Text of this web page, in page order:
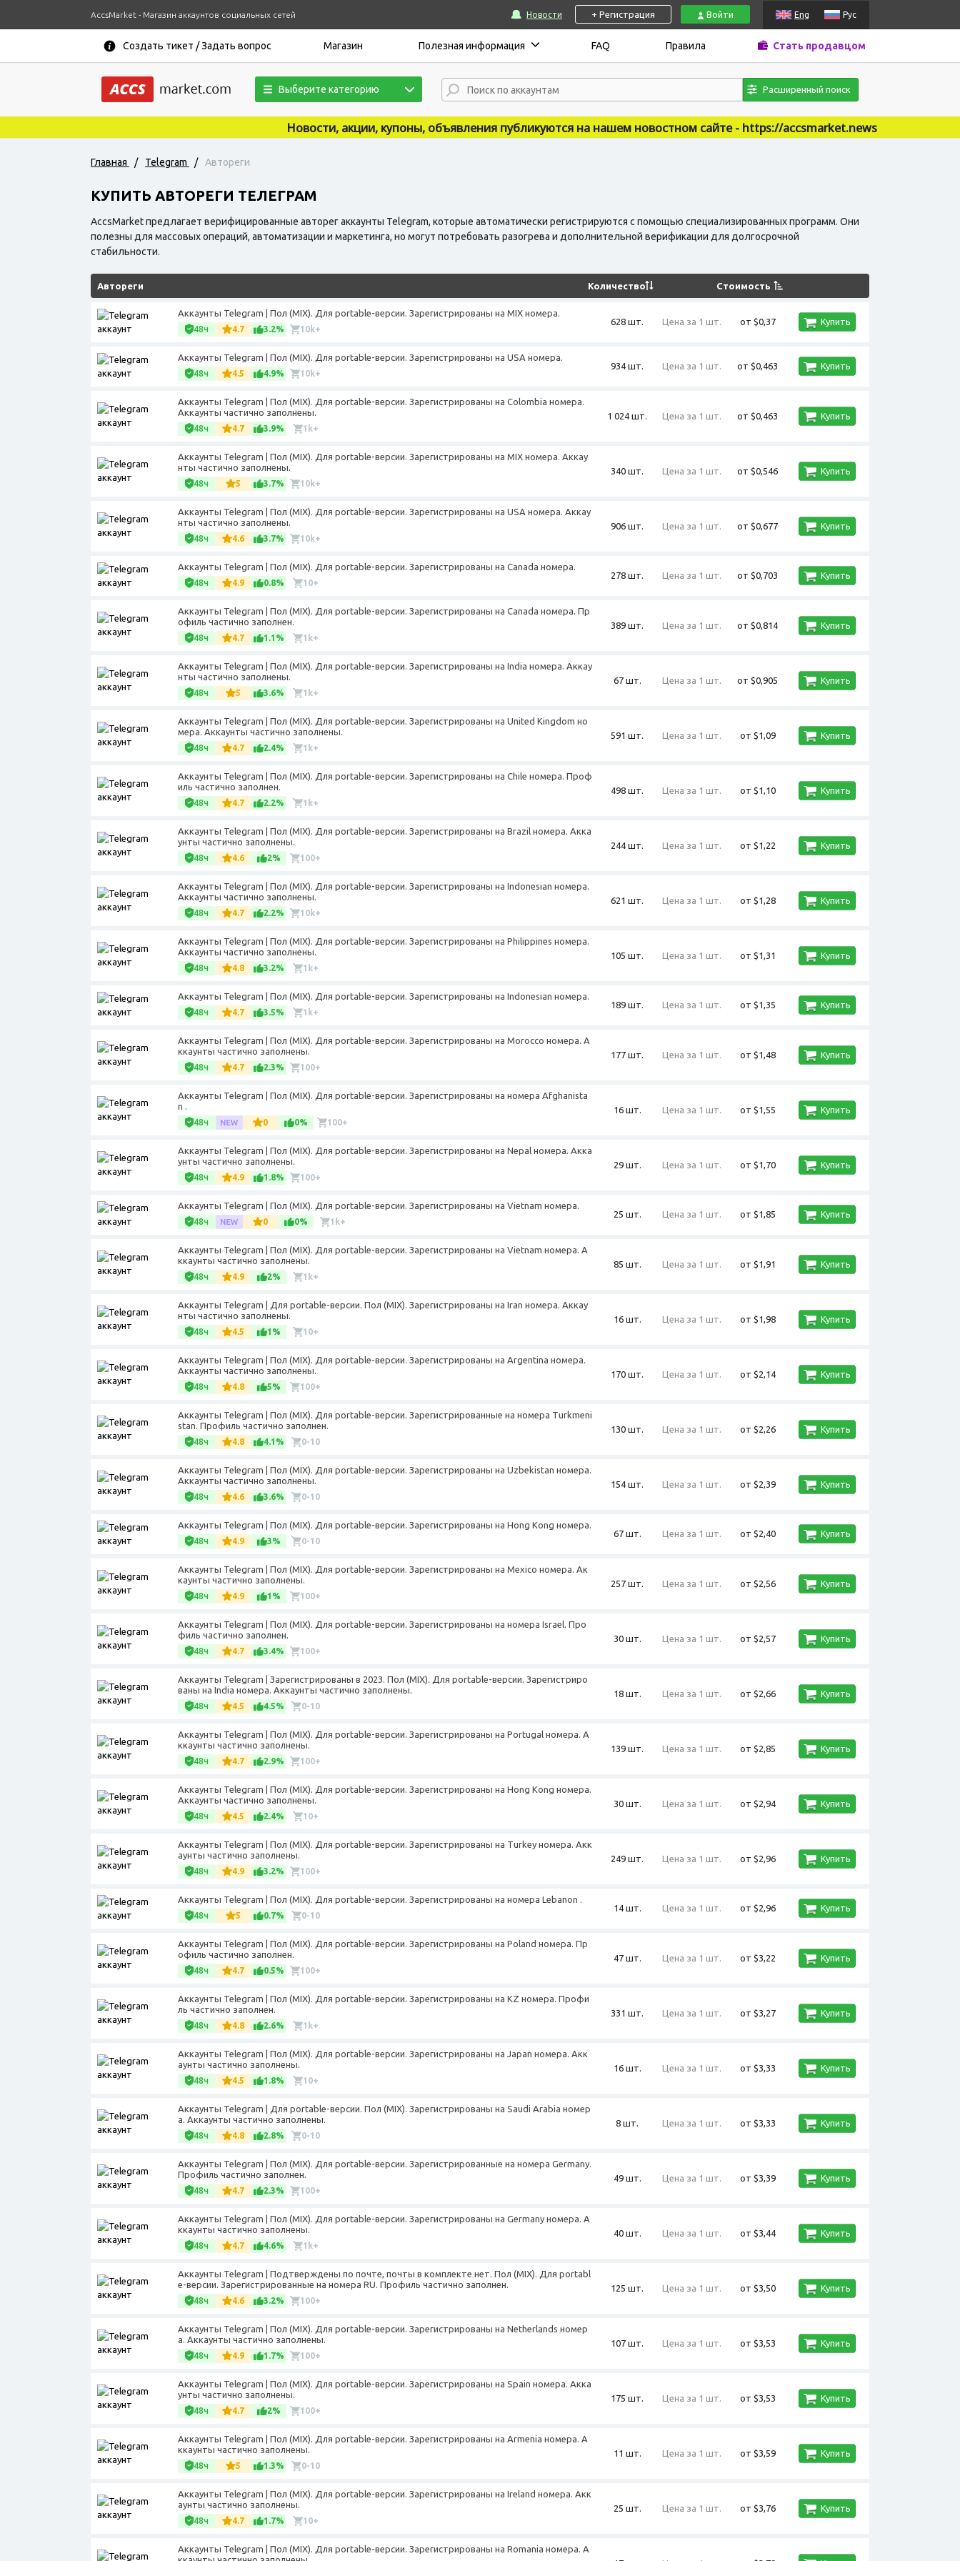
AccsMarket - Магазин аккаунтов социальных сетей Новости + Регистрация Войти Eng Рус
Создать тикет / Задать вопрос Магазин Полезная информация FAQ Правила Стать продавцом
Выберите категорию Расширенный поиск
Новости, акции, купоны, объявления публикуются на нашем новостном сайте - https://accsmarket.news
Главная / Telegram / Автореги
КУПИТЬ АВТОРЕГИ ТЕЛЕГРАМ
AccsMarket предлагает верифицированные авторег аккаунты Telegram, которые автоматически регистрируются с помощью специализированных программ. Они
полезны для массовых операций, автоматизации и маркетинга, но могут потребовать разогрева и дополнительной верификации для долгосрочной
стабильности.
Автореги Количество Стоимость
Аккаунты Telegram | Пол (MIX). Для portable-версии. Зарегистрированы на MIX номера.
48ч 4.7 3.2% 10k+
628 шт. Цена за 1 шт. от $0,37 Купить
Аккаунты Telegram | Пол (MIX). Для portable-версии. Зарегистрированы на USA номера.
48ч 4.5 4.9% 10k+
934 шт. Цена за 1 шт. от $0,463 Купить
Аккаунты Telegram | Пол (MIX). Для portable-версии. Зарегистрированы на Colombia номера.
Аккаунты частично заполнены.
48ч 4.7 3.9% 1k+
1 024 шт. Цена за 1 шт. от $0,463 Купить
Аккаунты Telegram | Пол (MIX). Для portable-версии. Зарегистрированы на MIX номера. Аккау
нты частично заполнены.
48ч 5 3.7% 10k+
340 шт. Цена за 1 шт. от $0,546 Купить
Аккаунты Telegram | Пол (MIX). Для portable-версии. Зарегистрированы на USA номера. Аккау
нты частично заполнены.
48ч 4.6 3.7% 10k+
906 шт. Цена за 1 шт. от $0,677 Купить
Аккаунты Telegram | Пол (MIX). Для portable-версии. Зарегистрированы на Canada номера.
48ч 4.9 0.8% 10+
278 шт. Цена за 1 шт. от $0,703 Купить
Аккаунты Telegram | Пол (MIX). Для portable-версии. Зарегистрированы на Canada номера. Пр
офиль частично заполнен.
48ч 4.7 1.1% 1k+
389 шт. Цена за 1 шт. от $0,814 Купить
Аккаунты Telegram | Пол (MIX). Для portable-версии. Зарегистрированы на India номера. Аккау
нты частично заполнены.
48ч 5 3.6% 1k+
67 шт. Цена за 1 шт. от $0,905 Купить
Аккаунты Telegram | Пол (MIX). Для portable-версии. Зарегистрированы на United Kingdom но
мера. Аккаунты частично заполнены.
48ч 4.7 2.4% 1k+
591 шт. Цена за 1 шт. от $1,09 Купить
Аккаунты Telegram | Пол (MIX). Для portable-версии. Зарегистрированы на Chile номера. Проф
иль частично заполнен.
48ч 4.7 2.2% 1k+
498 шт. Цена за 1 шт. от $1,10 Купить
Аккаунты Telegram | Пол (MIX). Для portable-версии. Зарегистрированы на Brazil номера. Акка
унты частично заполнены.
48ч 4.6 2% 100+
244 шт. Цена за 1 шт. от $1,22 Купить
Аккаунты Telegram | Пол (MIX). Для portable-версии. Зарегистрированы на Indonesian номера.
Аккаунты частично заполнены.
48ч 4.7 2.2% 10k+
621 шт. Цена за 1 шт. от $1,28 Купить
Аккаунты Telegram | Пол (MIX). Для portable-версии. Зарегистрированы на Philippines номера.
Аккаунты частично заполнены.
48ч 4.8 3.2% 1k+
105 шт. Цена за 1 шт. от $1,31 Купить
Аккаунты Telegram | Пол (MIX). Для portable-версии. Зарегистрированы на Indonesian номера.
48ч 4.7 3.5% 1k+
189 шт. Цена за 1 шт. от $1,35 Купить
Аккаунты Telegram | Пол (MIX). Для portable-версии. Зарегистрированы на Morocco номера. А
ккаунты частично заполнены.
48ч 4.7 2.3% 100+
177 шт. Цена за 1 шт. от $1,48 Купить
Аккаунты Telegram | Пол (MIX). Для portable-версии. Зарегистрированы на номера Afghanista
n .
48ч 0 0% 100+
16 шт. Цена за 1 шт. от $1,55 Купить
Аккаунты Telegram | Пол (MIX). Для portable-версии. Зарегистрированы на Nepal номера. Акка
унты частично заполнены.
48ч 4.9 1.8% 100+
29 шт. Цена за 1 шт. от $1,70 Купить
Аккаунты Telegram | Пол (MIX). Для portable-версии. Зарегистрированы на Vietnam номера.
48ч 0 0% 1k+
25 шт. Цена за 1 шт. от $1,85 Купить
Аккаунты Telegram | Пол (MIX). Для portable-версии. Зарегистрированы на Vietnam номера. А
ккаунты частично заполнены.
48ч 4.9 2% 1k+
85 шт. Цена за 1 шт. от $1,91 Купить
Аккаунты Telegram | Для portable-версии. Пол (MIX). Зарегистрированы на Iran номера. Аккау
нты частично заполнены.
48ч 4.5 1% 10+
16 шт. Цена за 1 шт. от $1,98 Купить
Аккаунты Telegram | Пол (MIX). Для portable-версии. Зарегистрированы на Argentina номера.
Аккаунты частично заполнены.
48ч 4.8 5% 100+
170 шт. Цена за 1 шт. от $2,14 Купить
Аккаунты Telegram | Пол (MIX). Для portable-версии. Зарегистрированные на номера Turkmeni
stan. Профиль частично заполнен.
48ч 4.8 4.1% 0-10
130 шт. Цена за 1 шт. от $2,26 Купить
Аккаунты Telegram | Пол (MIX). Для portable-версии. Зарегистрированы на Uzbekistan номера.
Аккаунты частично заполнены.
48ч 4.6 3.6% 0-10
154 шт. Цена за 1 шт. от $2,39 Купить
Аккаунты Telegram | Пол (MIX). Для portable-версии. Зарегистрированы на Hong Kong номера.
48ч 4.9 3% 0-10
67 шт. Цена за 1 шт. от $2,40 Купить
Аккаунты Telegram | Пол (MIX). Для portable-версии. Зарегистрированы на Mexico номера. Ак
каунты частично заполнены.
48ч 4.9 1% 100+
257 шт. Цена за 1 шт. от $2,56 Купить
Аккаунты Telegram | Пол (MIX). Для portable-версии. Зарегистрированы на номера Israel. Про
филь частично заполнен.
48ч 4.7 3.4% 100+
30 шт. Цена за 1 шт. от $2,57 Купить
Аккаунты Telegram | Зарегистрированы в 2023. Пол (MIX). Для portable-версии. Зарегистриро
ваны на India номера. Аккаунты частично заполнены.
48ч 4.5 4.5% 0-10
18 шт. Цена за 1 шт. от $2,66 Купить
Аккаунты Telegram | Пол (MIX). Для portable-версии. Зарегистрированы на Portugal номера. А
ккаунты частично заполнены.
48ч 4.7 2.9% 100+
139 шт. Цена за 1 шт. от $2,85 Купить
Аккаунты Telegram | Пол (MIX). Для portable-версии. Зарегистрированы на Hong Kong номера.
Аккаунты частично заполнены.
48ч 4.5 2.4% 10+
30 шт. Цена за 1 шт. от $2,94 Купить
Аккаунты Telegram | Пол (MIX). Для portable-версии. Зарегистрированы на Turkey номера. Акк
аунты частично заполнены.
48ч 4.9 3.2% 100+
249 шт. Цена за 1 шт. от $2,96 Купить
Аккаунты Telegram | Пол (MIX). Для portable-версии. Зарегистрированы на номера Lebanon .
48ч 5 0.7% 0-10
14 шт. Цена за 1 шт. от $2,96 Купить
Аккаунты Telegram | Пол (MIX). Для portable-версии. Зарегистрированы на Poland номера. Пр
офиль частично заполнен.
48ч 4.7 0.5% 100+
47 шт. Цена за 1 шт. от $3,22 Купить
Аккаунты Telegram | Пол (MIX). Для portable-версии. Зарегистрированы на KZ номера. Профи
ль частично заполнен.
48ч 4.8 2.6% 1k+
331 шт. Цена за 1 шт. от $3,27 Купить
Аккаунты Telegram | Пол (MIX). Для portable-версии. Зарегистрированы на Japan номера. Акк
аунты частично заполнены.
48ч 4.5 1.8% 10+
16 шт. Цена за 1 шт. от $3,33 Купить
Аккаунты Telegram | Для portable-версии. Пол (MIX). Зарегистрированы на Saudi Arabia номер
а. Аккаунты частично заполнены.
48ч 4.8 2.8% 0-10
8 шт. Цена за 1 шт. от $3,33 Купить
Аккаунты Telegram | Пол (MIX). Для portable-версии. Зарегистрированные на номера Germany.
Профиль частично заполнен.
48ч 4.7 2.3% 100+
49 шт. Цена за 1 шт. от $3,39 Купить
Аккаунты Telegram | Пол (MIX). Для portable-версии. Зарегистрированы на Germany номера. А
ккаунты частично заполнены.
48ч 4.7 4.6% 1k+
40 шт. Цена за 1 шт. от $3,44 Купить
Аккаунты Telegram | Подтверждены по почте, почты в комплекте нет. Пол (MIX). Для portabl
e-версии. Зарегистрированные на номера RU. Профиль частично заполнен.
48ч 4.6 3.2% 100+
125 шт. Цена за 1 шт. от $3,50 Купить
Аккаунты Telegram | Пол (MIX). Для portable-версии. Зарегистрированы на Netherlands номер
а. Аккаунты частично заполнены.
48ч 4.9 1.7% 100+
107 шт. Цена за 1 шт. от $3,53 Купить
Аккаунты Telegram | Пол (MIX). Для portable-версии. Зарегистрированы на Spain номера. Акка
унты частично заполнены.
48ч 4.7 2% 100+
175 шт. Цена за 1 шт. от $3,53 Купить
Аккаунты Telegram | Пол (MIX). Для portable-версии. Зарегистрированы на Armenia номера. А
ккаунты частично заполнены.
48ч 5 1.3% 0-10
11 шт. Цена за 1 шт. от $3,59 Купить
Аккаунты Telegram | Пол (MIX). Для portable-версии. Зарегистрированы на Ireland номера. Акк
аунты частично заполнены.
48ч 4.7 1.7% 10+
25 шт. Цена за 1 шт. от $3,76 Купить
Аккаунты Telegram | Пол (MIX). Для portable-версии. Зарегистрированы на Romania номера. А